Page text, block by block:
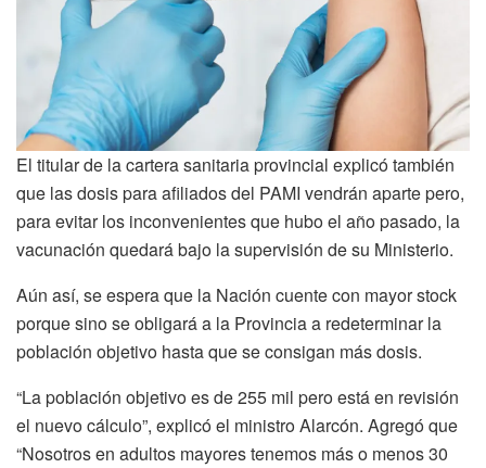
El titular de la cartera sanitaria provincial explicó también
que las dosis para afiliados del PAMI vendrán aparte pero,
para evitar los inconvenientes que hubo el año pasado, la
vacunación quedará bajo la supervisión de su Ministerio.
Aún así, se espera que la Nación cuente con mayor stock
porque sino se obligará a la Provincia a redeterminar la
población objetivo hasta que se consigan más dosis.
“La población objetivo es de 255 mil pero está en revisión
el nuevo cálculo”, explicó el ministro Alarcón. Agregó que
“Nosotros en adultos mayores tenemos más o menos 30